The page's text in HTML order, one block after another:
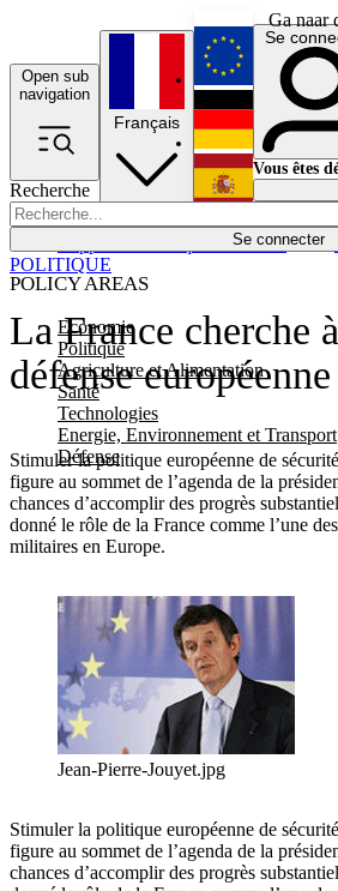
Ga naar
Open sub
navigation
Recherche
Se connecter
POLICY AREAS
Economie
Politique
Agriculture et Alimentation
Santé
Technologies
Energie, Environnement et Transport
Défense
Économie
Français
English
Deutsch
Español
Se
Vous êtes
La France cherche
défense
Stimuler la politique européenne de
figure au sommet de l’agenda de la
chances d’accomplir des progrès
donné le rôle de la France comme l’une
militaires en Europe.
POLITIQUE
Jean-Pierre-Jouyet.jpg
Stimuler la politique européenne de
figure au sommet de l’agenda de la
chances d’accomplir des progrès